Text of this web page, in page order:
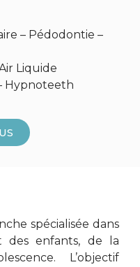
– Pédodontie –
Liquide
Hypnoteeth
spécialisée dans
des enfants, de la
L’objectif